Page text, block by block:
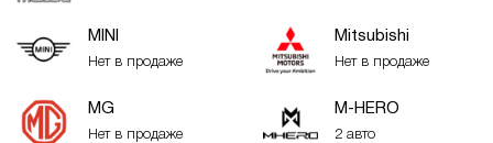
MINI
Нет в продаже
Mitsubishi
Нет в продаже
MG
Нет в продаже
M-HERO
2 авто